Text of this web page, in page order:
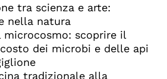
tra scienza e arte:
nella natura
microcosmo: scoprire il
dei microbi e delle api
tradizionale alla